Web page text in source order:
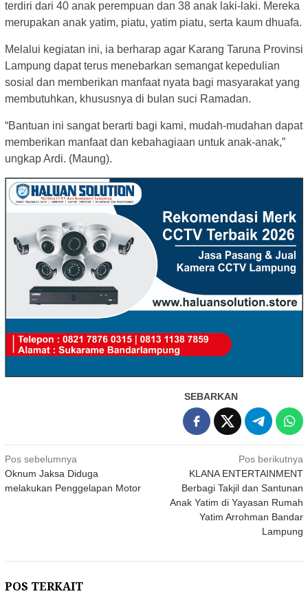
terdiri dari 40 anak perempuan dan 38 anak laki-laki. Mereka
merupakan anak yatim, piatu, yatim piatu, serta kaum dhuafa.
Melalui kegiatan ini, ia berharap agar Karang Taruna Provinsi
Lampung dapat terus menebarkan semangat kepedulian
sosial dan memberikan manfaat nyata bagi masyarakat yang
membutuhkan, khususnya di bulan suci Ramadan.
“Bantuan ini sangat berarti bagi kami, mudah-mudahan dapat
memberikan manfaat dan kebahagiaan untuk anak-anak,”
ungkap Ardi. (Maung).
SEBARKAN
Navigasi
pos
Pos sebelumnya
Oknum Jaksa Diduga
melakukan Penggelapan Motor
Pos berikutnya
KLANA ENTERTAINMENT
Berbagi Takjil dan Santunan
Anak Yatim di Yayasan Rumah
Yatim Arrohman Bandar
Lampung
POS TERKAIT